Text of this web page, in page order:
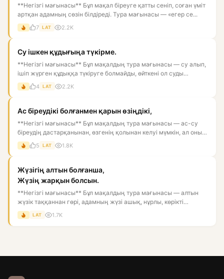
**Негізгі мағынасы** Бұл мақал біреуге қатты сеніп, соған үміт
артқан адамның сөзін білдіреді. Тура мағынасы — «егер се...
7 LAT 2.2K
Су ішкен құдығыңа түкірме.
**Негізгі мағынасы** Бұл мақалдың тура мағынасы — су алып,
ішіп жүрген құдыққа түкіруге болмайды, өйткені ол суды
ластай...
4 LAT 2.2K
Ас біреудікі болғанмен қарын өзіңдікі,
**Негізгі мағынасы** Бұл мақалдың тура мағынасы — ас-су
біреудің дастарқанынан, өзгенің қолынан келуі мүмкін, ал оны
қор...
5 LAT 1.8K
Жүзігің алтын болғанша,
Жүзің жарқын болсын.
**Негізгі мағынасы** Бұл мақалдың тура мағынасы — алтын
жүзік таққаннан гөрі, адамның жүзі ашық, нұрлы, көрікті
болғаны...
LAT 1.7K